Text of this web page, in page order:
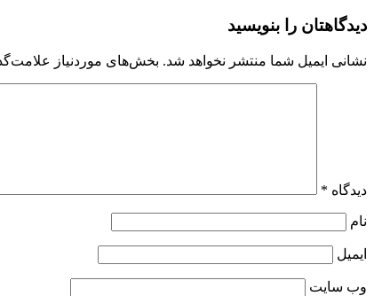
دیدگاهتان را بنویسید
نشانی ایمیل شما منتشر نخواهد شد. بخش‌های موردنیاز
دیدگاه *
نام
ایمیل
وب‌ سایت